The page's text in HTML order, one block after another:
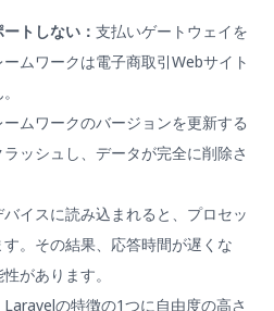
トしない： 支払いゲートウェイを
ムワークは電子商取引Webサイト
ームワークのバージョンを更新する
ッシュし、データが完全に削除さ
イスに読み込まれると、プロセッ
。その結果、応答時間が遅くな
があります。
Laravelの特徴の1つに自由度の高さ